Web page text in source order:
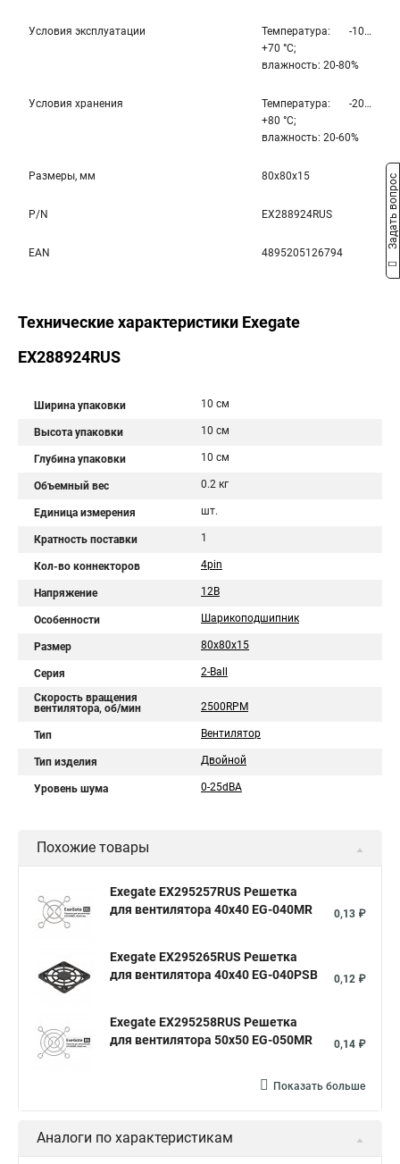
Условия эксплуатации
Температура: -10…
+70 °С;
влажность: 20-80%
Условия хранения
Температура: -20…
+80 °С;
влажность: 20-60%
Размеры, мм 80x80x15
P/N EX288924RUS
EAN 4895205126794
Технические характеристики Exegate
EX288924RUS
Ширина упаковки 10 см
Высота упаковки 10 см
Глубина упаковки 10 см
Объемный вес 0.2 кг
Единица измерения шт.
Кратность поставки 1
Кол-во коннекторов 4pin
Напряжение 12В
Особенности Шарикоподшипник
Размер 80x80x15
Серия 2-Ball
Скорость вращения
вентилятора, об/мин
2500RPM
Тип Вентилятор
Тип изделия Двойной
Уровень шума 0-25dBA
Похожие товары
Exegate EX295257RUS Решетка
для вентилятора 40x40 EG-040MR
0,13 ₽
Exegate EX295265RUS Решетка
для вентилятора 40x40 EG-040PSB
0,12 ₽
Exegate EX295258RUS Решетка
для вентилятора 50х50 EG-050MR
0,14 ₽
Показать больше
Аналоги по характеристикам
Задать вопрос